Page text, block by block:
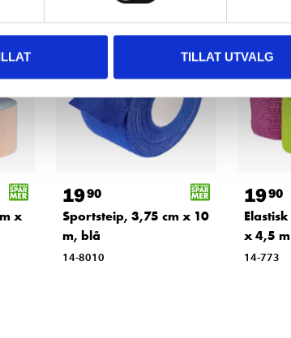
TILLAT UTVALG
x
1990
Sportsteip, 3,75 cm x 10
m, blå
14-8010
1990
x 4,5 m
14-773